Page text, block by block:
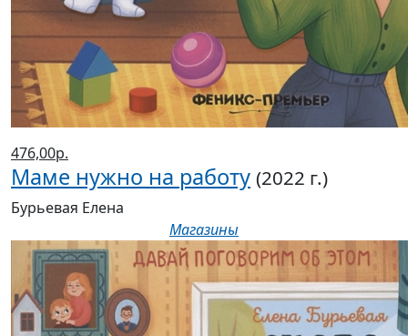
476,00р.
Маме нужно на работу (2022 г.)
Бурьевая Елена
Магазины